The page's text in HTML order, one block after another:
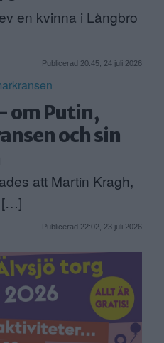
en kvinna i Långbro
Publicerad 20:45, 24 juli 2026
om Putin,
och sin
att Martin Kragh,
[…]
Publicerad 22:02, 23 juli 2026